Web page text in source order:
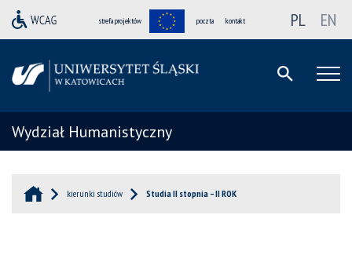
strefa projektów poczta kontakt PL EN
Wydział Humanistyczny
kierunki studiów Studia II stopnia – II ROK